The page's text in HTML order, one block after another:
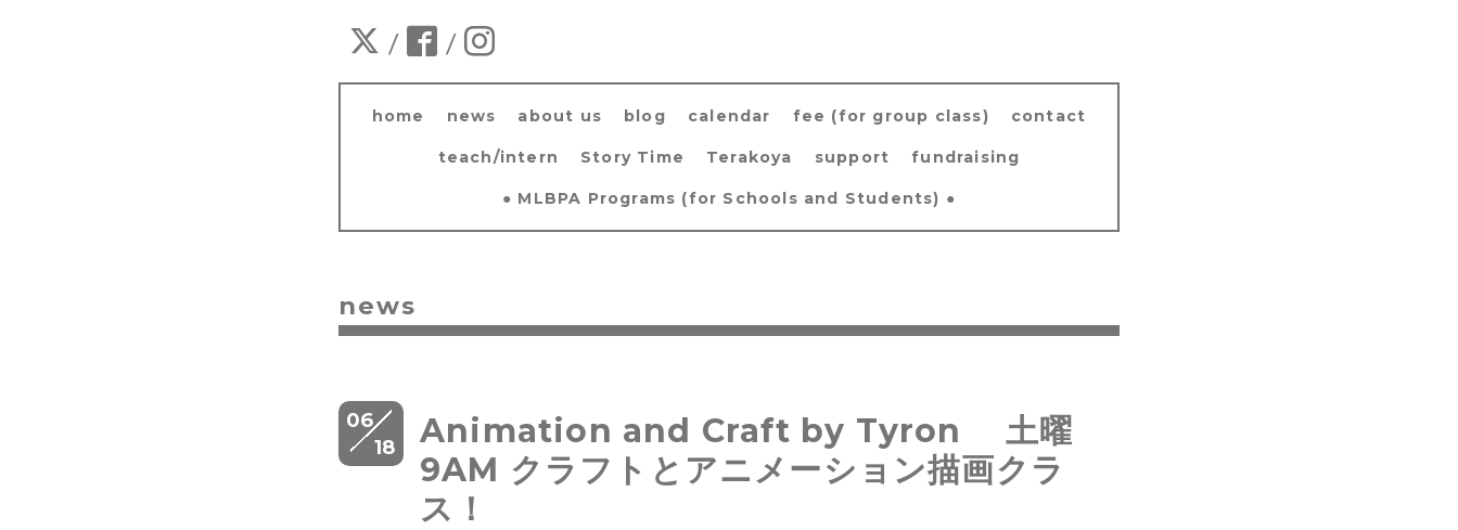
/ /
home news about us blog calendar fee (for group class) contact
teach/intern Story Time Terakoya support fundraising
● MLBPA Programs (for Schools and Students) ●
news
06
18
Animation and Craft by Tyron 土曜
9AM クラフトとアニメーション描画クラ
ス！